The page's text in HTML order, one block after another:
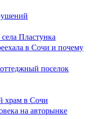
Пластунка
в Сочи и почему
поселок
храм в Сочи
на авторынке